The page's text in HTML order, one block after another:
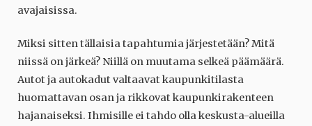
avajaisissa.
Miksi sitten tällaisia tapahtumia järjestetään? Mitä
niissä on järkeä? Niillä on muutama selkeä päämäärä.
Autot ja autokadut valtaavat kaupunkitilasta
huomattavan osan ja rikkovat kaupunkirakenteen
hajanaiseksi. Ihmisille ei tahdo olla keskusta-alueilla